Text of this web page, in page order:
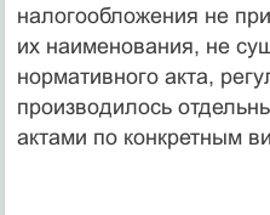
налогообложения не
их наименования, не
нормативного акта,
производилось
актами по конкретным